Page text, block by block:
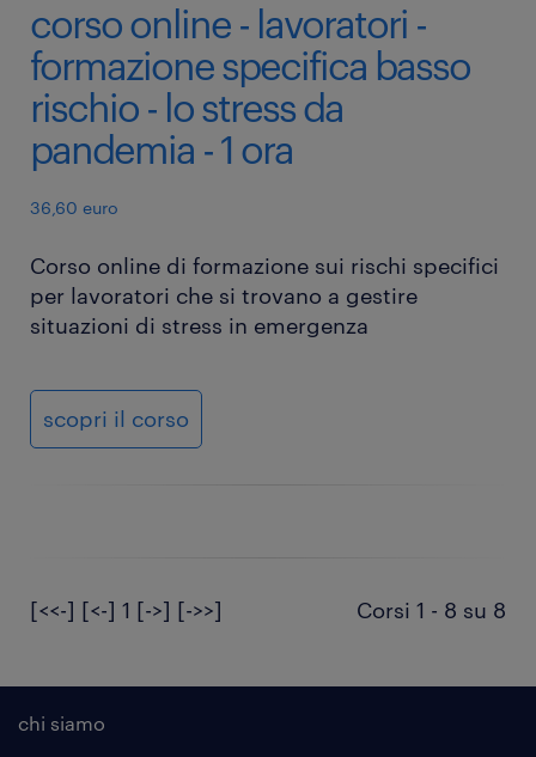
corso online - lavoratori -
formazione specifica basso
rischio - lo stress da
pandemia - 1 ora
36,60 euro
Corso online di formazione sui rischi specifici
per lavoratori che si trovano a gestire
situazioni di stress in emergenza
scopri il corso
[<<-] [<-] 1 [->] [->>] Corsi 1 - 8 su 8
chi siamo